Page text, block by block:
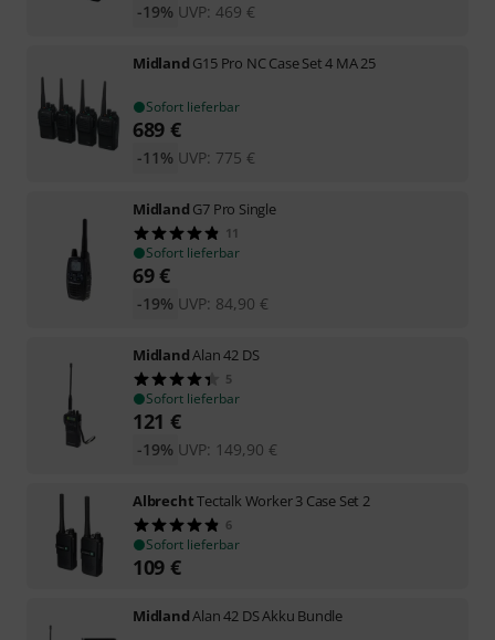
UVP: 469 €
-19%
Midland G15 Pro NC Case Set 4 MA 25
Sofort lieferbar
689 €
UVP: 775 €
-11%
Midland G7 Pro Single
11
Sofort lieferbar
69€
UVP: 84,90 €
-19%
MidlandAlan 42 DS
5
Sofort lieferbar
121 €
UVP: 149,90 €
-19%
AlbrechtTectalk Worker 3 Case Set 2
6
Sofort lieferbar
109 €
MidlandAlan 42 DS Akku Bundle